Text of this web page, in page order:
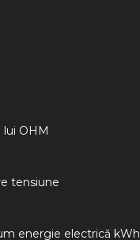
lui OHM
tensiune
energie electrică kWh